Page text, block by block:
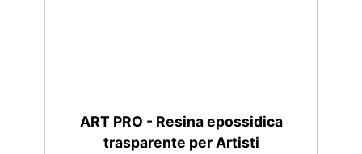
ART PRO - Resina epossidica
trasparente per Artisti